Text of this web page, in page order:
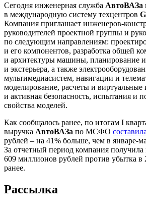
Сегодня инженерная служба АвтоВАЗа
в международную систему техцентров
Компания приглашает инженеров-
руководителей проектной группы и
по следующим направлениям:
и его компонентов, разработка общей
и архитектуры машины, планирование
и экстерьера, а также
мультимедиасистем, навигации и
моделирование, расчеты и виртуальные
и активная безопасность, испытания и
свойства моделей.
Как сообщалось ранее, по итогам I
выручка АвтоВАЗа по МСФО составила
рублей – на 41% больше, чем в январе-
За отчетный период компания получила
609 миллионов рублей против убытка в
ранее.
Рассылка